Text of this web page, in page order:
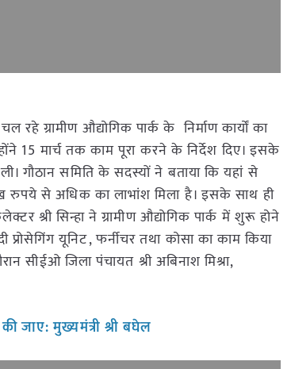
रहे ग्रामीण औद्योगिक पार्क के निर्माण कार्यों का
15 मार्च तक काम पूरा करने के निर्देश दिए। इसके
ली। गौठान समिति के सदस्यों ने बताया कि यहां से
रुपये से अधिक का लाभांश मिला है। इसके साथ ही
श्री सिन्हा ने ग्रामीण औद्योगिक पार्क में शुरू होने
प्रोसेगिंग यूनिट, फर्नीचर तथा कोसा का काम किया
सीईओ जिला पंचायत श्री अबिनाश मिश्रा,
की जाए: मुख्यमंत्री श्री बघेल